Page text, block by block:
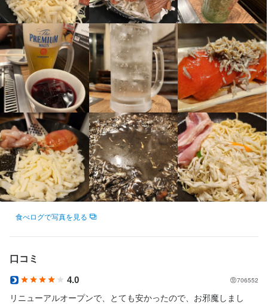
食べログで写真を見る
口コミ
4.0 706552
リニューアルオープンで、とても安かったので、お邪魔しまし
休日・休暇
週1日以上 、 1日3時間以上
シフト自己申告（14日ごとに提出）
【シフト相談はお気軽に】
テスト期間や旅行など…なんでも相談してください
■シフト制（週 1 日以上休み）
■所定時間外労働の有無 ( 有 )
【勤務できる曜日】
月 、 火 、 水 、 木 、 金 、 土 、 日
待遇
【特徴・メリット】
【受動喫煙対策】
敷地内禁煙（特定屋外喫煙場所あり、屋外に喫煙場所あり）
まかない・食事補助あり
車通勤OK
髪型自由